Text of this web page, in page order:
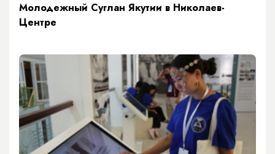
Молодежный Суглан Якутии в Николаев-
Центре